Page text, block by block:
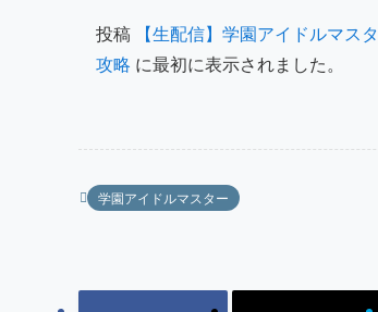
投稿 【生配信】学園アイドルマス
攻略 に最初に表示されました。
学園アイドルマスター